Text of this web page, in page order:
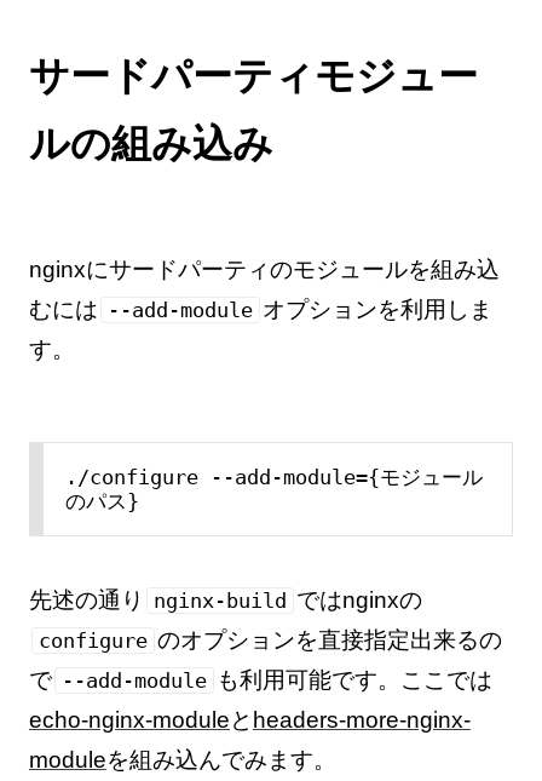
サードパーティモジュー
ルの組み込み
nginxにサードパーティのモジュールを組み込
むには --add-module オプションを利用しま
す。
./configure --add-module={モジュール
のパス}
先述の通り nginx-build ではnginxの
configure のオプションを直接指定出来るの
で --add-module も利用可能です。ここでは
echo-nginx-moduleと headers-more-nginx-
moduleを組み込んでみます。